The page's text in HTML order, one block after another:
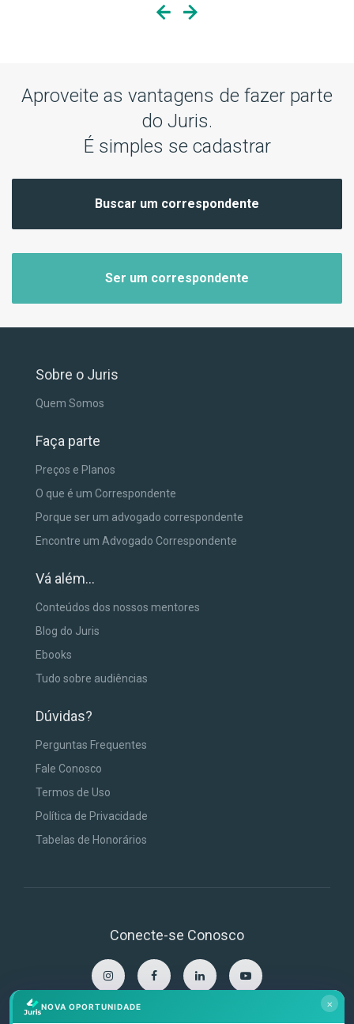
Aproveite as vantagens de fazer parte
do Juris.
É simples se cadastrar
Buscar um correspondente
Ser um correspondente
Sobre o Juris
Quem Somos
Faça parte
Preços e Planos
O que é um Correspondente
Porque ser um advogado correspondente
Encontre um Advogado Correspondente
Vá além...
Conteúdos dos nossos mentores
Blog do Juris
Ebooks
Tudo sobre audiências
Dúvidas?
Perguntas Frequentes
Fale Conosco
Termos de Uso
Política de Privacidade
Tabelas de Honorários
Conecte-se Conosco
×
NOVA OPORTUNIDADE